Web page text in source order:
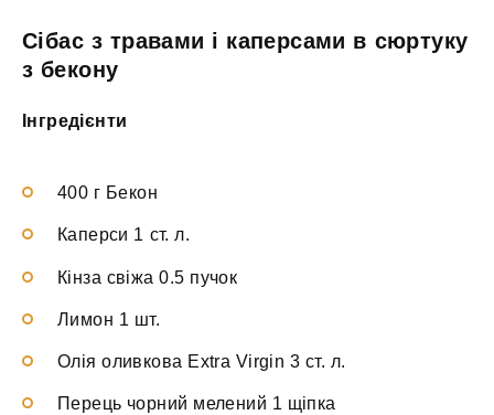
Сібас з травами і каперсами в сюртуку
з бекону
Інгредієнти
400 г Бекон
Каперси 1 ст. л.
Кінза свіжа 0.5 пучок
Лимон 1 шт.
Олія оливкова Extra Virgin 3 ст. л.
Перець чорний мелений 1 щіпка